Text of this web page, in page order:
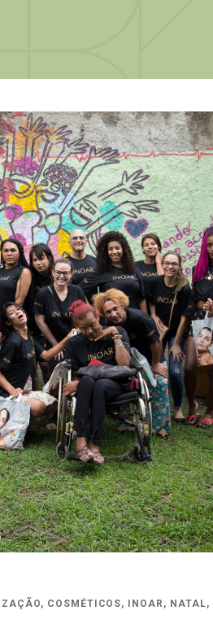
, COSMÉTICOS, INOAR , NATAL,